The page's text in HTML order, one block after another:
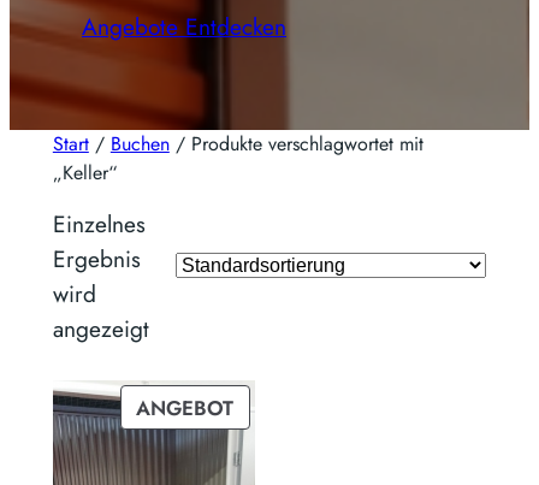
Angebote Entdecken
Start/ Buchen/ Produkte verschlagwortet mit
„Keller“
Einzelnes
Ergebnis
wird
angezeigt
ANGEBOTPRODUKT
IM
ANGEBOT